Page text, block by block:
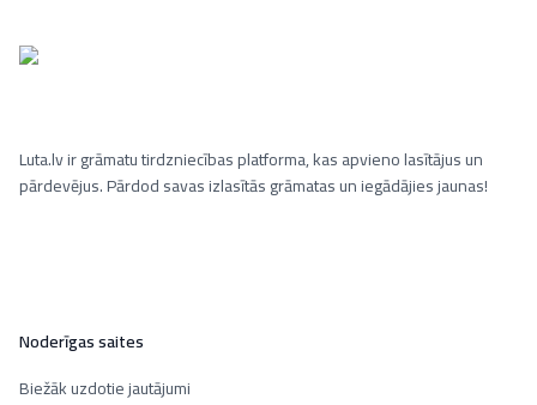
Luta.lv ir grāmatu tirdzniecības platforma, kas apvieno lasītājus un
pārdevējus. Pārdod savas izlasītās grāmatas un iegādājies jaunas!
Noderīgas saites
Biežāk uzdotie jautājumi